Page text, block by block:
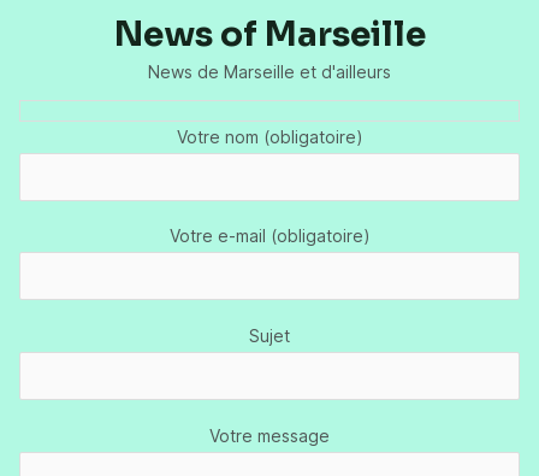
News of Marseille
News de Marseille et d'ailleurs
Votre nom (obligatoire)
Votre e-mail (obligatoire)
Sujet
Votre message